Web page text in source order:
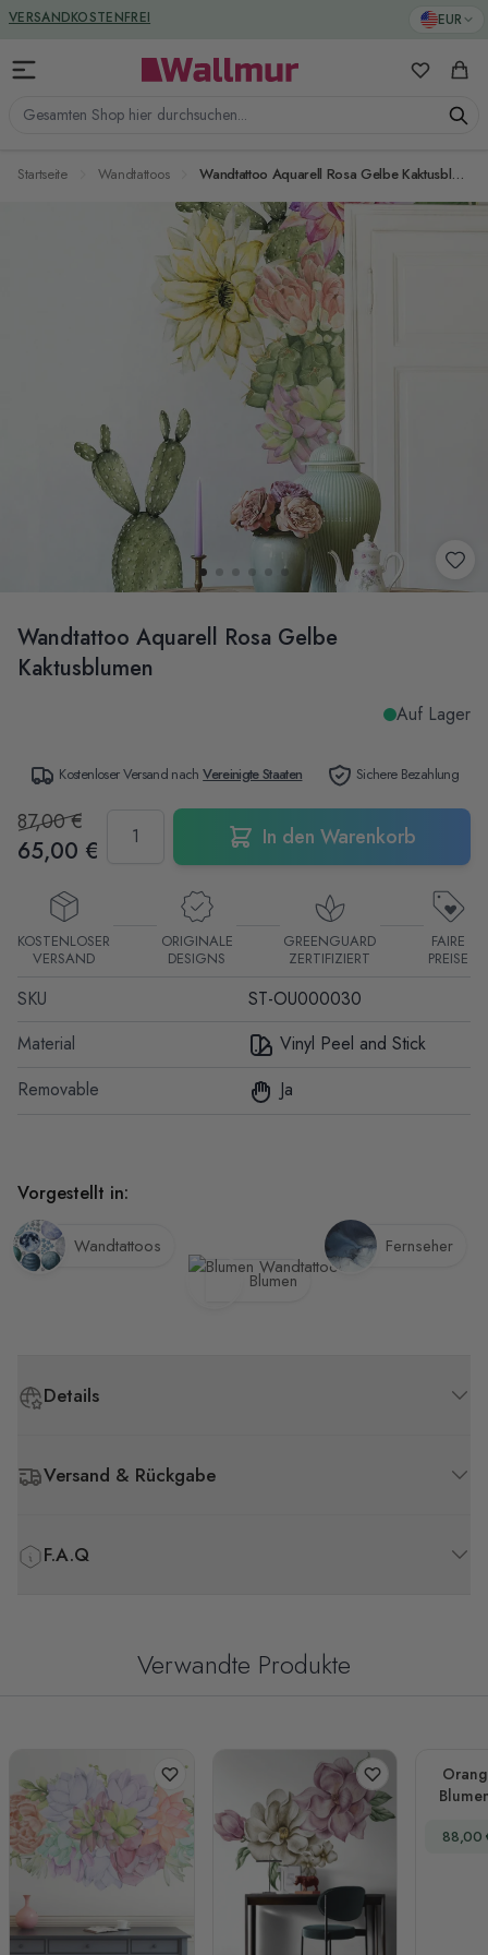
Zum Inhalt springen EUR
Gesamten Shop hier durchsuchen...
Meine
VERSANDKOSTENFREI
GREENGUARD ZERTIFIZIERT
Startseite Wandtattoos Wandtattoo Aquarell Rosa Gelbe Kaktusblumen
Wandtattoo Aquarell Rosa Gelbe
Kaktusblumen
Auf Lager
SKU
ST-OU000030
Material
Vinyl Peel and Stick
Removable
Ja
Kostenloser Versand nachVereinigte Staaten Sichere Bezahlung
87,00 €
65,00 € In den Warenkorb
KOSTENLOSER
VERSAND
ORIGINALE
DESIGNS
GREENGUARD
ZERTIFIZIERT
FAIRE
PREISE
Details
Versand & Rückgabe
F.A.Q
Vorgestellt in:
Wandtattoos
Blumen
Fernseher
Verwandte Produkte
88,00